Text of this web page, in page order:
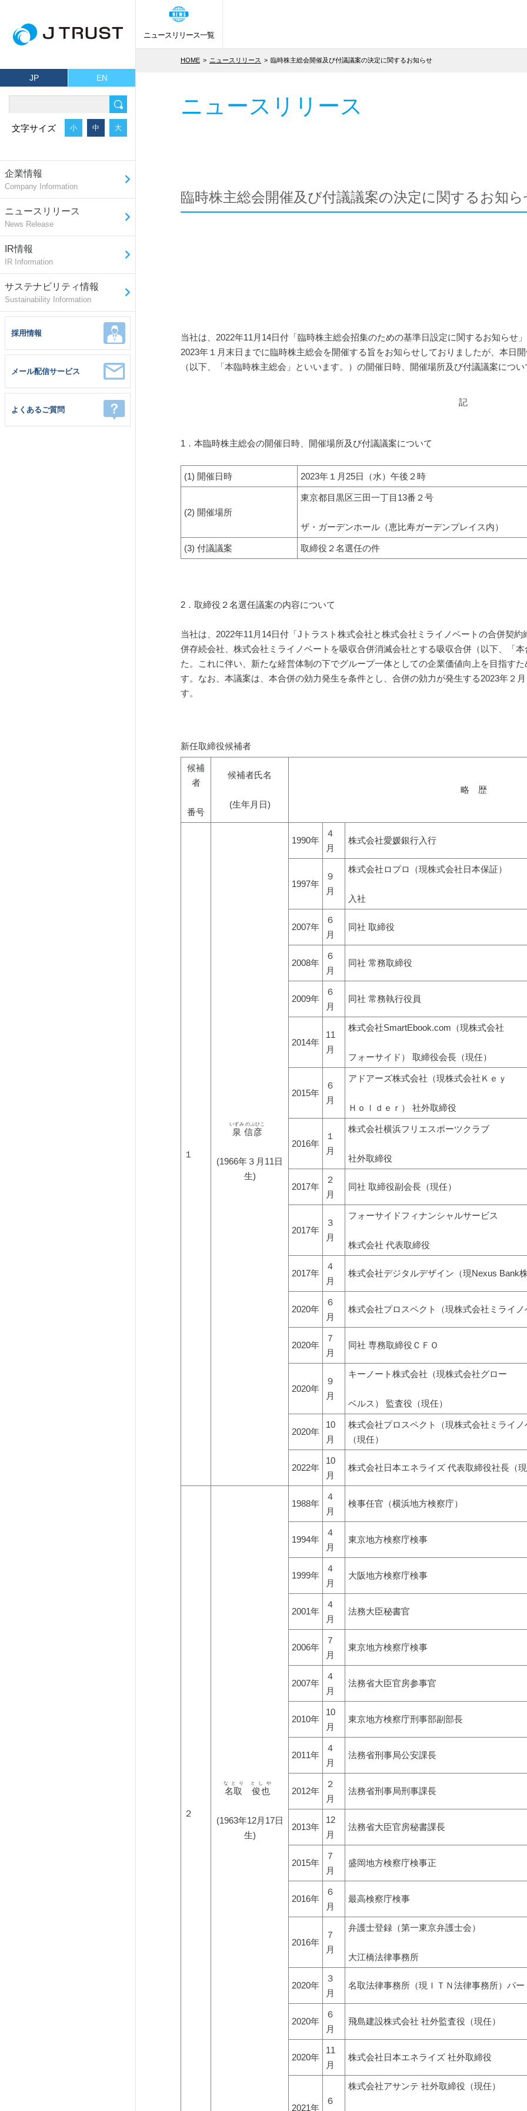
JP EN
文字サイズ 小 中 大
企業情報
Company Information
ニュースリリース
News Release
IR情報
IR Information
サステナビリティ情報
Sustainability Information
採用情報
メール配信サービス
よくあるご質問
ニュースリリース一覧
HOME ニュースリリース 臨時株主総会開催及び付議議案の決定に関するお知らせ
ニュースリリース
臨時株主総会開催及び付議議案の決定に関するお知ら
当社は、2022年11月14日付「臨時株主総会招集のための基準日設定に関するお知らせ
2023年１月末日までに臨時株主総会を開催する旨をお知らせしておりましたが、本日
（以下、「本臨時株主総会」といいます。）の開催日時、開催場所及び付議議案につ
記
1．本臨時株主総会の開催日時、開催場所及び付議議案について
(1) 開催日時 2023年１月25日（水）午後２時
(2) 開催場所
東京都目黒区三田一丁目13番２号
ザ・ガーデンホール（恵比寿ガーデンプレイス内）
(3) 付議議案 取締役２名選任の件
2．取締役２名選任議案の内容について
当社は、2022年11月14日付「Jトラスト株式会社と株式会社ミライノベートの合併契
併存続会社、株式会社ミライノベートを吸収合併消滅会社とする吸収合併（以下、「
た。これに伴い、新たな経営体制の下でグループ一体としての企業価値向上を目指す
す。なお、本議案は、本合併の効力発生を条件とし、合併の効力が発生する2023年２
す。
新任取締役候補者
候補
者
番号
候補者氏名
(生年月日)
略　歴
１
泉 信彦
いずみ のぶひこ
(1966年３月11日
生)
1990年
４
月
株式会社愛媛銀行入行
1997年
９
月
株式会社ロプロ（現株式会社日本保証）
入社
2007年
６
月
同社 取締役
2008年
６
月
同社 常務取締役
2009年
６
月
同社 常務執行役員
2014年
11
月
株式会社SmartEbook.com（現株式会社
フォーサイド） 取締役会長（現任）
2015年
６
月
アドアーズ株式会社（現株式会社Ｋｅｙ
Ｈｏｌｄｅｒ） 社外取締役
2016年
１
月
株式会社横浜フリエスポーツクラブ
社外取締役
2017年
２
月
同社 取締役副会長（現任）
2017年
３
月
フォーサイドフィナンシャルサービス
株式会社 代表取締役
2017年
４
月
株式会社デジタルデザイン（現Nexus Bank
2020年
６
月
株式会社プロスペクト（現株式会社ミライ
2020年
７
月
同社 専務取締役ＣＦＯ
2020年
９
月
キーノート株式会社（現株式会社グロー
ベルス） 監査役（現任）
2020年
10
月
株式会社プロスペクト（現株式会社ミライ
（現任）
2022年
10
月
株式会社日本エネライズ 代表取締役社長（
２
名取　俊也
なとり としや
(1963年12月17日
生)
1988年
４
月
検事任官（横浜地方検察庁）
1994年
４
月
東京地方検察庁検事
1999年
４
月
大阪地方検察庁検事
2001年
４
月
法務大臣秘書官
2006年
７
月
東京地方検察庁検事
2007年
４
月
法務省大臣官房参事官
2010年
10
月
東京地方検察庁刑事部副部長
2011年
４
月
法務省刑事局公安課長
2012年
２
月
法務省刑事局刑事課長
2013年
12
月
法務省大臣官房秘書課長
2015年
７
月
盛岡地方検察庁検事正
2016年
６
月
最高検察庁検事
2016年
７
月
弁護士登録（第一東京弁護士会）
大江橋法律事務所
2020年
３
月
名取法律事務所（現ＩＴＮ法律事務所）パ
2020年
６
月
飛島建設株式会社 社外監査役（現任）
2020年
11
月
株式会社日本エネライズ 社外取締役
2021年
６
株式会社アサンテ 社外取締役（現任）